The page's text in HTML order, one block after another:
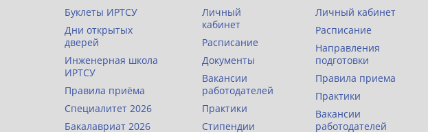
Буклеты ИРТСУ
Дни открытых
дверей
Инженерная школа
ИРТСУ
Правила приёма
Специалитет 2026
Бакалавриат 2026
Личный
кабинет
Расписание
Документы
Вакансии
работодателей
Практики
Стипендии
Личный кабинет
Расписание
Направления
подготовки
Правила приема
Практики
Вакансии
работодателей